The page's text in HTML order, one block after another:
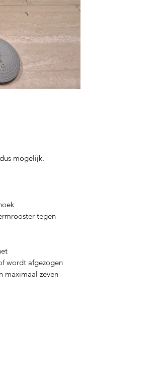
mogelijk.
tegen
wordt afgezogen
maximaal zeven